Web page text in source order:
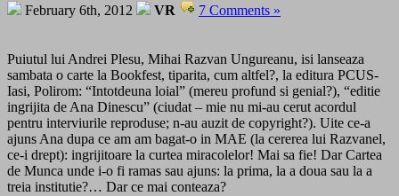
February 6th, 2012 VR 7 Comments »
Puiutul lui Andrei Plesu, Mihai Razvan Ungureanu, isi lanseaza
sambata o carte la Bookfest, tiparita, cum altfel?, la editura PCUS-
Iasi, Polirom: “Intotdeuna loial” (mereu profund si genial?), “editie
ingrijita de Ana Dinescu” (ciudat – mie nu mi-au cerut acordul
pentru interviurile reproduse; n-au auzit de copyright?). Uite ce-a
ajuns Ana dupa ce am am bagat-o in MAE (la cererea lui Razvanel,
ce-i drept): ingrijitoare la curtea miracolelor! Mai sa fie! Dar Cartea
de Munca unde i-o fi ramas sau ajuns: la prima, la a doua sau la a
treia institutie?… Dar ce mai conteaza?